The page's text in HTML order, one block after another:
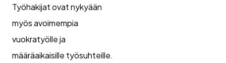
Työhakijat ovat nykyään
myös avoimempia
vuokratyölle ja
määräaikaisille työsuhteille.